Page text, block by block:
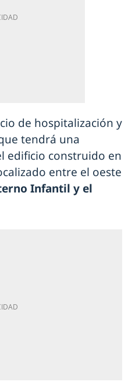
de hospitalización y
tendrá una
edificio construido en
entre el oeste
Infantil y el